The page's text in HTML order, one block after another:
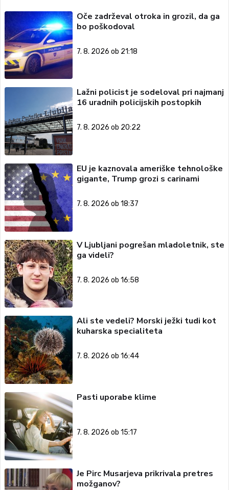
Oče zadrževal otroka in grozil, da ga
bo poškodoval
7. 8. 2026 ob 21:18
Lažni policist je sodeloval pri najmanj
16 uradnih policijskih postopkih
7. 8. 2026 ob 20:22
EU je kaznovala ameriške tehnološke
gigante, Trump grozi s carinami
7. 8. 2026 ob 18:37
V Ljubljani pogrešan mladoletnik, ste
ga videli?
7. 8. 2026 ob 16:58
Ali ste vedeli? Morski ježki tudi kot
kuharska specialiteta
7. 8. 2026 ob 16:44
Pasti uporabe klime
7. 8. 2026 ob 15:17
Je Pirc Musarjeva prikrivala pretres
možganov?